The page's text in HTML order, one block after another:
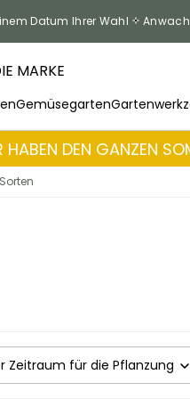
Datum Ihrer Wahl
MARKE
Gemüsegarten
HABEN DEN GANZEN
Zeitraum für die Pflanzung